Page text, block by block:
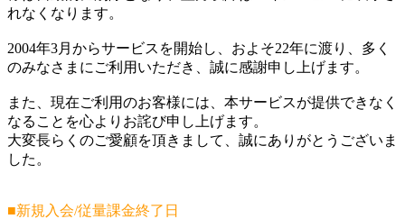
れなくなります。
2004年3月からサービスを開始し、およそ22年に渡り、多く
のみなさまにご利用いただき、誠に感謝申し上げます。
また、現在ご利用のお客様には、本サービスが提供できなく
なることを心よりお詫び申し上げます。
大変長らくのご愛顧を頂きまして、誠にありがとうございま
した。
■新規入会/従量課金終了日